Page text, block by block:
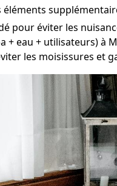
pour éviter les
+ eau + utilisateurs) à
les moisissures et